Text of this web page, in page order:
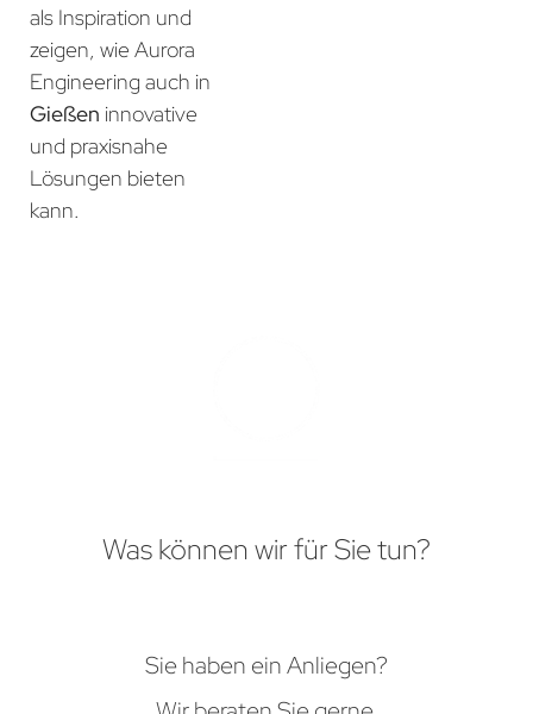
als Inspiration und
zeigen, wie Aurora
Engineering auch in
Gießen innovative
und praxisnahe
Lösungen bieten
kann.
Was können wir für Sie tun?
Sie haben ein Anliegen?